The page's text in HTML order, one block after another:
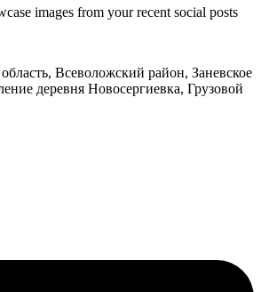
images from your recent social posts
Всеволожский район, Заневское
деревня Новосергиевка, Грузовой